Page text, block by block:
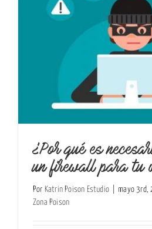
¿Por qué es
un firewall para tu
Por Katrin Poison Estudio mayo 3rd,
Zona Poison